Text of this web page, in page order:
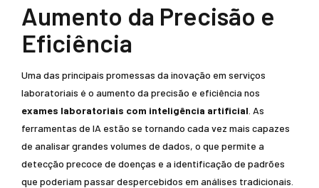
Aumento da Precisão e
Eficiência
Uma das principais promessas da inovação em serviços
laboratoriais é o aumento da precisão e eficiência nos
exames laboratoriais com inteligência artificial . As
ferramentas de IA estão se tornando cada vez mais capazes
de analisar grandes volumes de dados, o que permite a
detecção precoce de doenças e a identificação de padrões
que poderiam passar despercebidos em análises tradicionais.